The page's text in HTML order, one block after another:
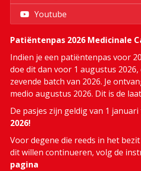
Youtube
Patiëntenpas 2026 Medicinale
Indien je een patiëntenpas voor
doe dit dan voor 1 augustus 2026,
zevende batch van 2026. Je
medio augustus 2026. Dit is de
De pasjes zijn geldig van 1
2026!
Voor degene die reeds in het
dit willen continueren, volg de
pagina